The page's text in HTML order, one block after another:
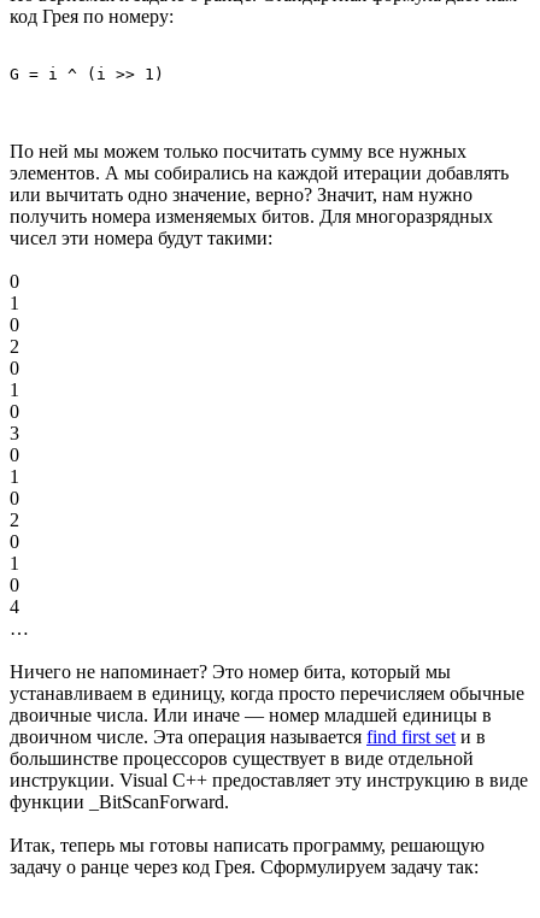
код Грея по номеру:
По ней мы можем только посчитать сумму все нужных
элементов. А мы собирались на каждой итерации добавлять
или вычитать одно значение, верно? Значит, нам нужно
получить номера изменяемых битов. Для многоразрядных
чисел эти номера будут такими:
0
1
0
2
0
1
0
3
0
1
0
2
0
1
0
4
…
Ничего не напоминает? Это номер бита, который мы
устанавливаем в единицу, когда просто перечисляем обычные
двоичные числа. Или иначе — номер младшей единицы в
двоичном числе. Эта операция называется find first set и в
большинстве процессоров существует в виде отдельной
инструкции. Visual C++ предоставляет эту инструкцию в виде
функции _BitScanForward.
Итак, теперь мы готовы написать программу, решающую
задачу о ранце через код Грея. Сформулируем задачу так: